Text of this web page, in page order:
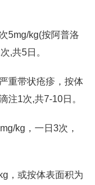
5mg/kg(按阿普洛
,共5日。
重带状疮疹，按体
注1次,共7-10日。
kg，一日3次，
，或按体表面积为